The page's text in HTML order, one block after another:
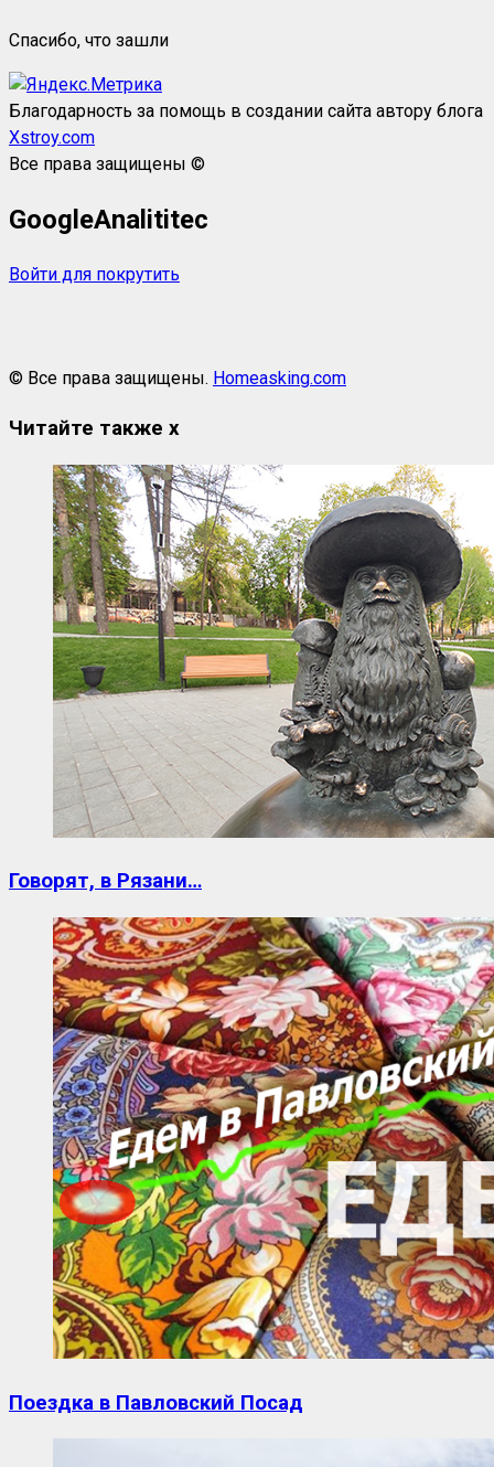
Спасибо, что зашли
Благодарность за помощь в создании сайта автору блога
Xstroy.com
Все права защищены ©
GoogleAnalititec
Войти для покрутить
© Все права защищены. Homeasking.com
Читайте также x
Говорят, в Рязани…
Поездка в Павловский Посад